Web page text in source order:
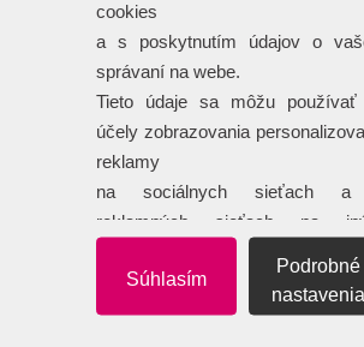
cookies
a s poskytnutím údajov o
správaní na webe.
Tieto údaje sa môžu používať
účely zobrazovania
reklamy
na sociálnych sieťach
reklamných sieťach na
Súhlasím
Podrobné
nastavenia